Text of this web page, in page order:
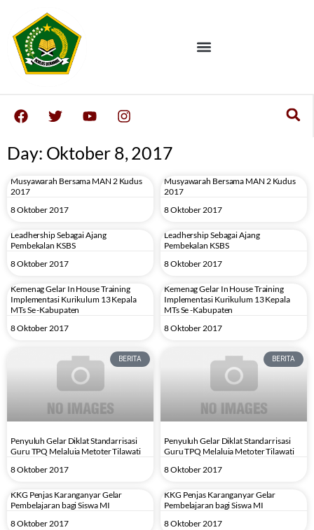
Day: Oktober 8, 2017
Musyawarah Bersama MAN 2 Kudus
2017
8 Oktober 2017
Musyawarah Bersama MAN 2 Kudus
2017
8 Oktober 2017
Leadhership Sebagai Ajang
Pembekalan KSBS
8 Oktober 2017
Leadhership Sebagai Ajang
Pembekalan KSBS
8 Oktober 2017
Kemenag Gelar In House Training
Implementasi Kurikulum 13 Kepala
MTs Se -Kabupaten
8 Oktober 2017
Kemenag Gelar In House Training
Implementasi Kurikulum 13 Kepala
MTs Se -Kabupaten
8 Oktober 2017
BERITA
Penyuluh Gelar Diklat Standarrisasi
Guru TPQ Melaluia Metoter Tilawati
8 Oktober 2017
BERITA
Penyuluh Gelar Diklat Standarrisasi
Guru TPQ Melaluia Metoter Tilawati
8 Oktober 2017
KKG Penjas Karanganyar Gelar
Pembelajaran bagi Siswa MI
8 Oktober 2017
KKG Penjas Karanganyar Gelar
Pembelajaran bagi Siswa MI
8 Oktober 2017